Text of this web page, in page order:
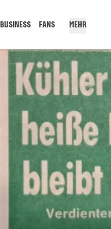
BUSINESS FANS MEHR